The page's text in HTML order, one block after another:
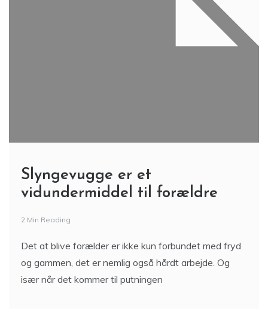
Slyngevugge er et
vidundermiddel til forældre
2 Min Reading
Det at blive forælder er ikke kun forbundet med fryd
og gammen, det er nemlig også hårdt arbejde. Og
især når det kommer til putningen